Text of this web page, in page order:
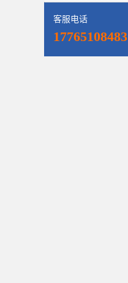
客服电话
17765108483